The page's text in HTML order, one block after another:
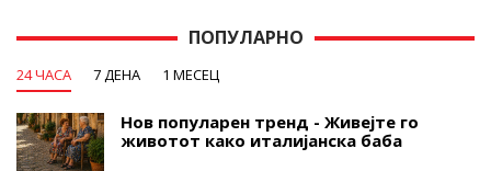
ПОПУЛАРНО
24 ЧАСА 7 ДЕНА 1 МЕСЕЦ
Нов популарен тренд - Живејте го
животот како италијанска баба